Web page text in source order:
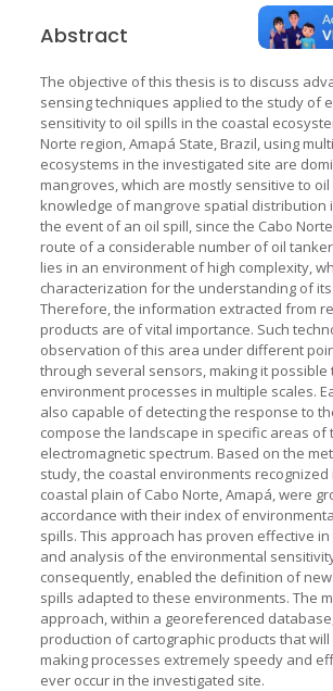
Abstract
The objective of this thesis is to discuss
sensing techniques applied to the study of
sensitivity to oil spills in the coastal
Norte region, Amapá State, Brazil, using
ecosystems in the investigated site are
mangroves, which are mostly sensitive to oil
knowledge of mangrove spatial distribution
the event of an oil spill, since the Cabo
route of a considerable number of oil
lies in an environment of high complexity,
characterization for the understanding of
Therefore, the information extracted from
products are of vital importance. Such
observation of this area under different
through several sensors, making it possible
environment processes in multiple scales.
also capable of detecting the response to
compose the landscape in specific areas of
electromagnetic spectrum. Based on the
study, the coastal environments
coastal plain of Cabo Norte, Amapá, were
accordance with their index of
spills. This approach has proven effective
and analysis of the environmental
consequently, enabled the definition of
spills adapted to these environments. The
approach, within a georeferenced
production of cartographic products that
making processes extremely speedy and
ever occur in the investigated site.